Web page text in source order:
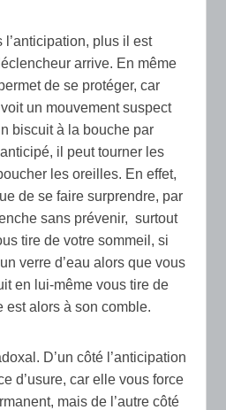
l’anticipation, plus il est
arrive. En même
de se protéger, car
un mouvement suspect
biscuit à la bouche par
il peut tourner les
les oreilles. En effet,
de se faire surprendre, par
sans prévenir, surtout
tire de votre sommeil, si
verre d’eau alors que vous
en lui-même vous tire de
est alors à son comble.
D’un côté l’anticipation
d’usure, car elle vous force
mais de l’autre côté